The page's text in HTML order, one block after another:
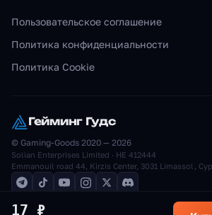
17 ₽
Пользовательское соглашение
Политика конфиденциальности
Политика Cookie
Гейминг Гудс
© Gaming-Goods 2020 — 2026
Solian Enterprises Limited · HE 412444
Emmanouil road 44, Kirzis Center, 3031 Limassol,
СБП